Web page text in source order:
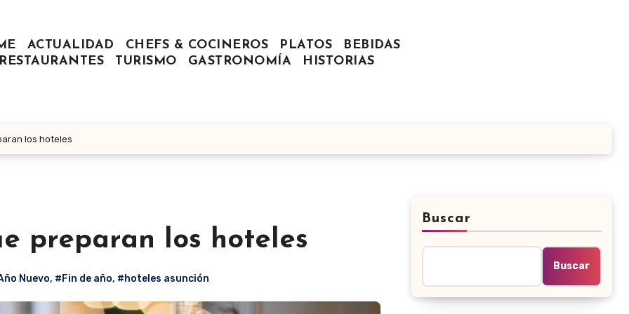
ACTUALIDAD CHEFS & COCINEROS PLATOS
BEBIDAS
RESTAURANTES
TURISMO GASTRONOMÍA HISTORIAS
los hoteles
preparan los hoteles
Nuevo, #Fin de año, #hoteles asunción
Buscar
Buscar